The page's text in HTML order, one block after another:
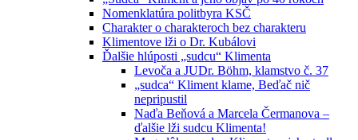
Nomenklatúra politbyra KSČ
Charakter o charakteroch bez charakteru
Klimentove lži o Dr. Kubálovi
Ďalšie hlúposti „sudcu“ Klimenta
Levoča a JUDr. Böhm, klamstvo č. 37
„sudca“ Kliment klame, Beďač nič
nepripustil
Naďa Beňová a Marcela Čermanova –
ďalšie lži sudcu Klimenta!